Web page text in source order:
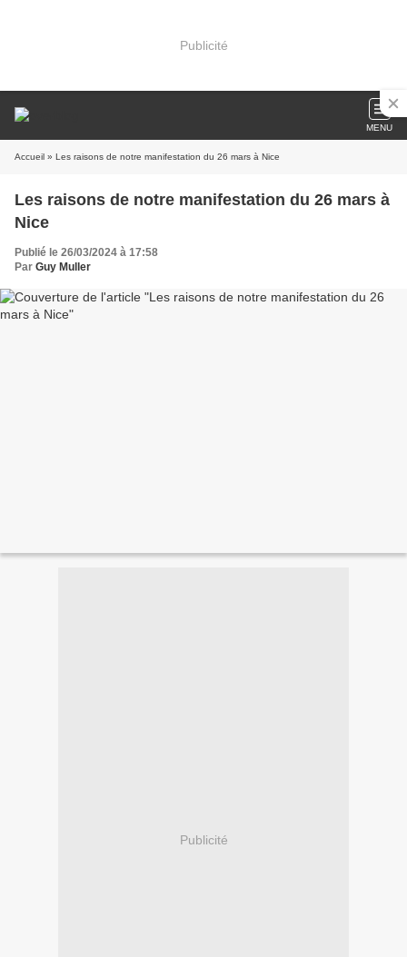
Publicité
MENU
Accueil » Les raisons de notre manifestation du 26 mars à Nice
Les raisons de notre manifestation du 26 mars à
Nice
Publié le 26/03/2024 à 17:58
Par Guy Muller
Publicité